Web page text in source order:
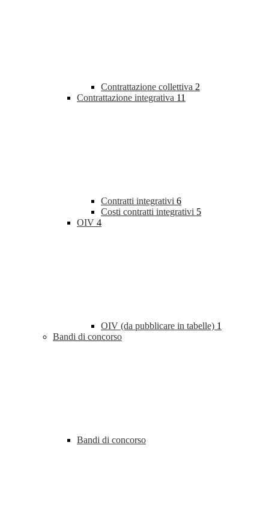
Contrattazione collettiva 2
Contrattazione integrativa 11
Contratti integrativi 6
Costi contratti integrativi 5
OIV 4
OIV (da pubblicare in tabelle) 1
Bandi di concorso
Bandi di concorso